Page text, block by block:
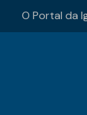
O Portal da